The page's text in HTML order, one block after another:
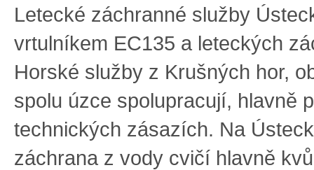
Letecké záchranné služby
vrtulníkem EC135 a leteckých
Horské služby z Krušných hor,
spolu úzce spolupracují, hlavně
technických zásazích. Na
záchrana z vody cvičí hlavně